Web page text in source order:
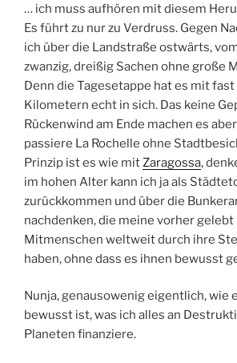
… ich muss aufhören mit diesem
Es führt zu nur zu Verdruss. Gegen
ich über die Landstraße ostwärts,
zwanzig, dreißig Sachen ohne große
Denn die Tagesetappe hat es mit
Kilometern echt in sich. Das keine
Rückenwind am Ende machen es
passiere La Rochelle ohne
Prinzip ist es wie mitZaragossa,
im hohen Alter kann ich ja als
zurückkommen und über die
nachdenken, die meine vorher gelebt
Mitmenschen weltweit durch ihre
haben, ohne dass es ihnen bewusst
Nunja, genausowenig eigentlich, wie
bewusst ist, was ich alles an
Planeten finanziere.